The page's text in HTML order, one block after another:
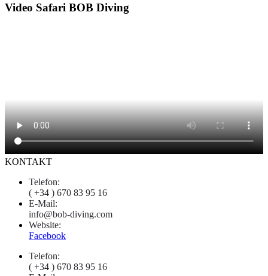
Video Safari BOB Diving
KONTAKT
Telefon:
( +34 ) 670 83 95 16
E-Mail:
info@bob-diving.com
Website:
Facebook
Telefon:
( +34 ) 670 83 95 16